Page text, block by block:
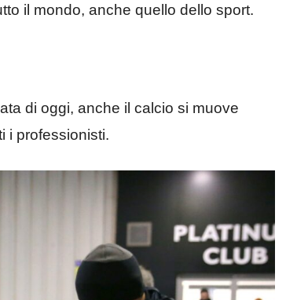
il mondo, anche quello dello sport.
di oggi, anche il calcio si muove
i professionisti.